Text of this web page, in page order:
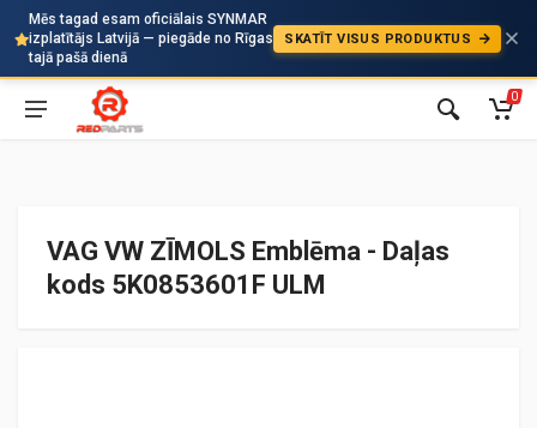
Mēs tagad esam oficiālais SYNMAR
izplatītājs Latvijā — piegāde no Rīgas
tajā pašā dienā
SKATĪT VISUS PRODUKTUS
Auto
0
VAG VW ZĪMOLS Emblēma - Daļas
kods 5K0853601F ULM